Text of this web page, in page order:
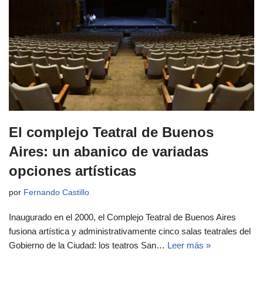
El complejo Teatral de Buenos
Aires: un abanico de variadas
opciones artísticas
por Fernando Castillo
Inaugurado en el 2000, el Complejo Teatral de Buenos Aires
fusiona artística y administrativamente cinco salas teatrales del
Gobierno de la Ciudad: los teatros San… Leer más »